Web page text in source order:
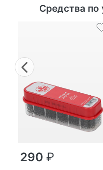
Средства по
Previous
290₽